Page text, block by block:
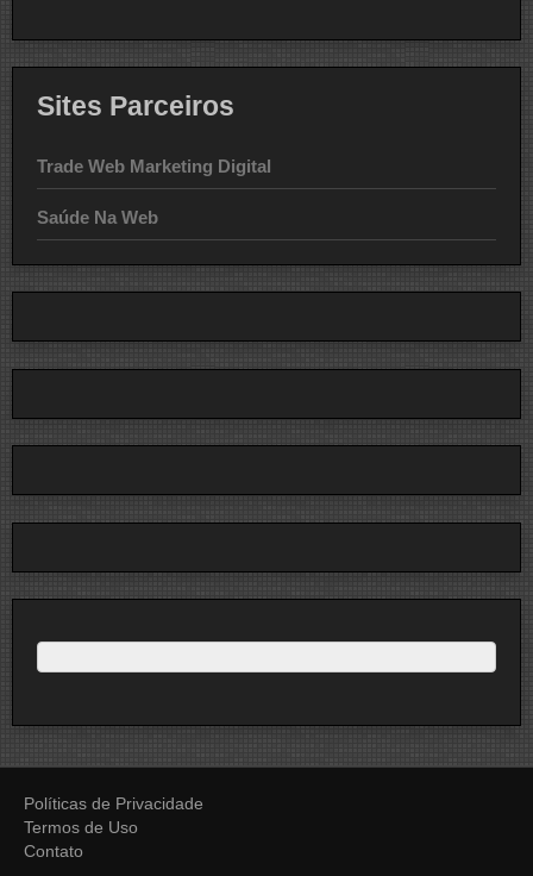
Sites Parceiros
Trade Web Marketing Digital
Saúde Na Web
Políticas de Privacidade
Termos de Uso
Contato